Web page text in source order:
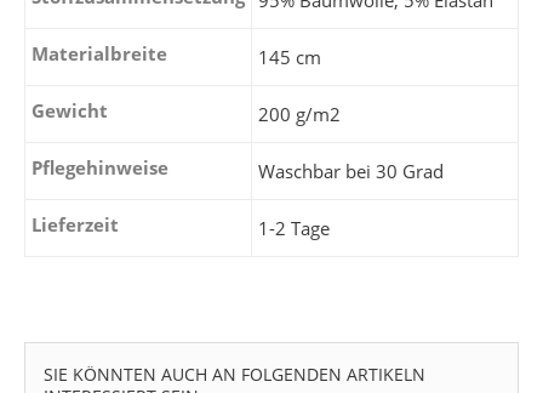
Materialbreite 145 cm
Gewicht 200 g/m2
Pflegehinweise Waschbar bei 30 Grad
Lieferzeit 1-2 Tage
SIE KÖNNTEN AUCH AN FOLGENDEN ARTIKELN